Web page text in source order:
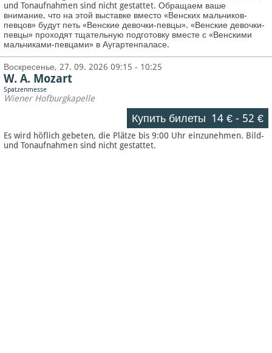
und Tonaufnahmen sind nicht gestattet.Обращаем ваше
внимание, что на этой выставке вместо «Венских мальчиков-
певцов» будут петь «Венские девочки-певцы». «Венские девочки-
певцы» проходят тщательную подготовку вместе с «Венскими
мальчиками-певцами» в Аугартенпаласе.
Воскресенье, 27. 09. 2026 09:15 - 10:25
W. A. Mozart
Spatzenmesse
Wiener Hofburgkapelle
Купить билеты 14 €- 52 €
Es wird höflich gebeten, die Plätze bis 9:00 Uhr einzunehmen. Bild-
und Tonaufnahmen sind nicht gestattet.